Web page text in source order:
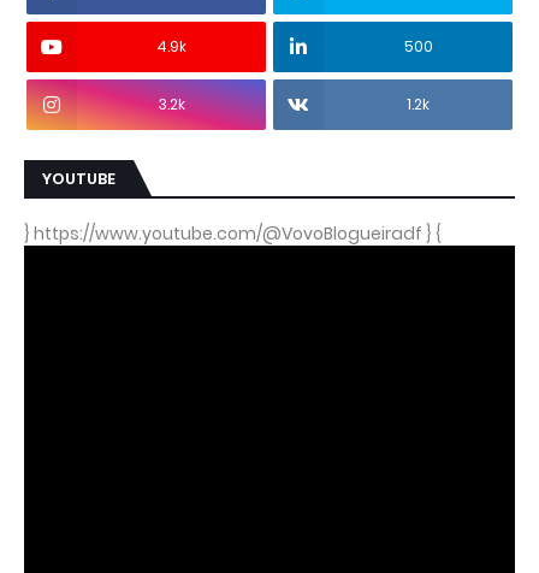
4.9k 500
3.2k 1.2k
YOUTUBE
} https://www.youtube.com/@VovoBlogueiradf } {